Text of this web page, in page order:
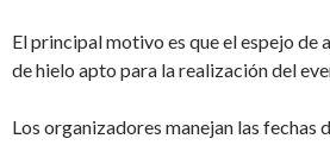
El principal motivo es que el espejo de
de hielo apto para la realización del
Los organizadores manejan las fechas